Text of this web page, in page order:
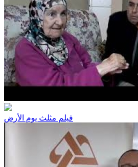
فيلم مثلث يوم الأرض